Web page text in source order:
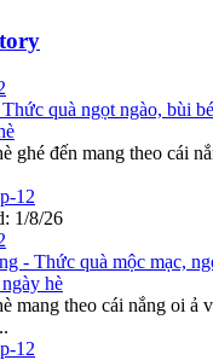
quà ngọt ngào, bùi
ghé đến mang theo cái
12
1/8/26
- Thức quà mộc mạc,
hè
mang theo cái nắng oi ả
12